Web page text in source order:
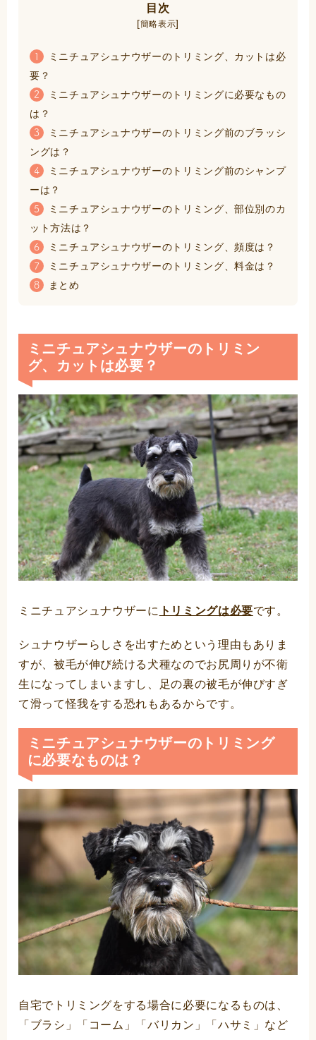
目次
[簡略表示]
1
ミニチュアシュナウザーのトリミング、カットは必
要？
2
ミニチュアシュナウザーのトリミングに必要なもの
は？
3
ミニチュアシュナウザーのトリミング前のブラッシ
ングは？
4
ミニチュアシュナウザーのトリミング前のシャンプ
ーは？
5
ミニチュアシュナウザーのトリミング、部位別のカ
ット方法は？
6 ミニチュアシュナウザーのトリミング、頻度は？
7 ミニチュアシュナウザーのトリミング、料金は？
8 まとめ
ミニチュアシュナウザーのトリミン
グ、カットは必要？
ミニチュアシュナウザーに トリミングは必要です。
シュナウザーらしさを出すためという理由もありま
すが、被毛が伸び続ける犬種なのでお尻周りが不衛
生になってしまいますし、足の裏の被毛が伸びすぎ
て滑って怪我をする恐れもあるからです。
ミニチュアシュナウザーのトリミング
に必要なものは？
自宅でトリミングをする場合に必要になるものは、
「ブラシ」「コーム」「バリカン」「ハサミ」など